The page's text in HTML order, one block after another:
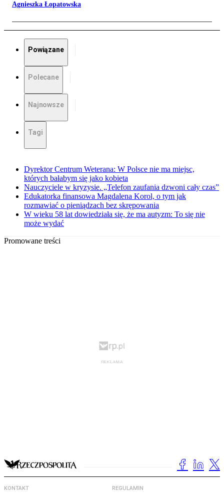
Agnieszka Łopatowska
Powiązane
Polecane
Najnowsze
Tagi
Dyrektor Centrum Weterana: W Polsce nie ma miejsc,
których bałabym się jako kobieta
Nauczyciele w kryzysie. „Telefon zaufania dzwoni cały czas”
Edukatorka finansowa Magdalena Korol, o tym jak
rozmawiać o pieniądzach bez skrępowania
W wieku 58 lat dowiedziała się, że ma autyzm: To się nie
może wydać
Promowane treści
KONTAKT REGULAMIN